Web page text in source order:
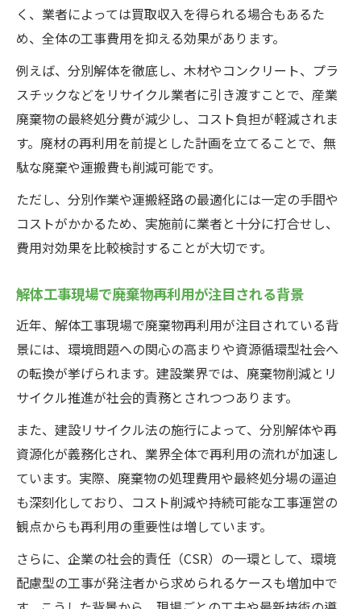
解体工事で分別を徹底することの重要性と
は
分別精度が高い解体工事ほど廃棄物再利用
率向上
解体工事の効率的分別方法とその具体例を
紹介
廃棄物再利用を促す分別管理のポイント解
説
解体工事現場で分別ミスを防ぐための工夫
費用削減を叶える解体工事の工夫とは
法
分別と再利用が解体工事費に与える影響を
知る
解体工事費用の見積もり時に注意したい再
利用項目
廃棄物再利用で追加費用を防ぐためのポイ
ント
解体工事のコストダウン実現例とその工夫
く、業者によっては買取収入を得られる場合もあるた
め、全体の工事費用を抑える効果があります。
例えば、分別解体を徹底し、木材やコンクリート、プラ
スチックなどをリサイクル業者に引き渡すことで、産業
廃棄物の最終処分費が減少し、コスト負担が軽減されま
す。廃材の再利用を前提とした計画を立てることで、無
駄な廃棄や運搬費も削減可能です。
ただし、分別作業や運搬経路の最適化には一定の手間や
コストがかかるため、実施前に業者と十分に打合せし、
費用対効果を比較検討することが大切です。
解体工事現場で廃棄物再利用が注目される背景
近年、解体工事現場で廃棄物再利用が注目されている背
景には、環境問題への関心の高まりや資源循環型社会へ
の転換が挙げられます。建設業界では、廃棄物削減とリ
サイクル推進が社会的責務とされつつあります。
また、建設リサイクル法の施行によって、分別解体や再
資源化が義務化され、業界全体で再利用の流れが加速し
ています。実際、廃棄物の処理費用や最終処分場の逼迫
も深刻化しており、コスト削減や持続可能な工事運営の
観点からも再利用の重要性は増しています。
さらに、企業の社会的責任（CSR）の一環として、環境
配慮型の工事が発注者から求められるケースも増加中で